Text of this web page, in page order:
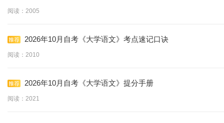
阅读：2005
2026年10月自考《大学语文》考点速记口诀
阅读：2010
2026年10月自考《大学语文》提分手册
阅读：2021